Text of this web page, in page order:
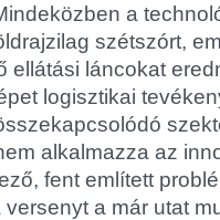
a
szétszórt,
ellátási láncokat
logisztikai
alkalmazza az
fent említett
a már utat